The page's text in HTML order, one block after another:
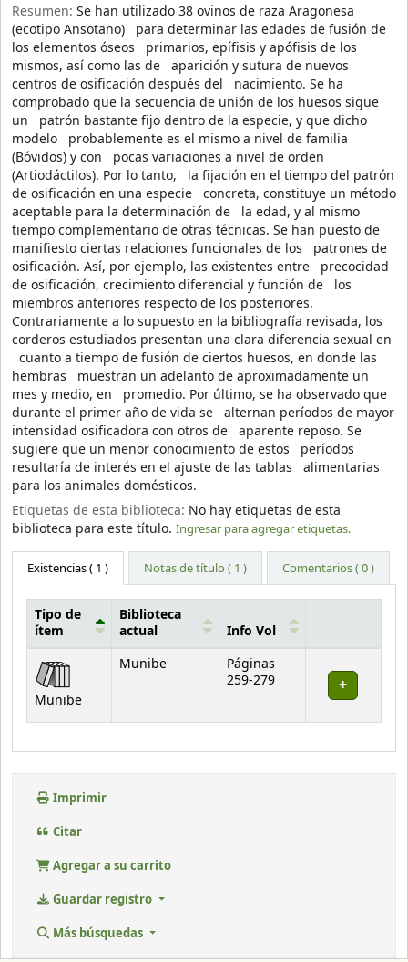
Resumen: Se han utilizado 38 ovinos de raza Aragonesa
(ecotipo Ansotano) para determinar las edades de fusión de
los elementos óseos primarios, epífisis y apófisis de los
mismos, así como las de aparición y sutura de nuevos
centros de osificación después del nacimiento. Se ha
comprobado que la secuencia de unión de los huesos sigue
un patrón bastante fijo dentro de la especie, y que dicho
modelo probablemente es el mismo a nivel de familia
(Bóvidos) y con pocas variaciones a nivel de orden
(Artiodáctilos). Por lo tanto, la fijación en el tiempo del patrón
de osificación en una especie concreta, constituye un método
aceptable para la determinación de la edad, y al mismo
tiempo complementario de otras técnicas. Se han puesto de
manifiesto ciertas relaciones funcionales de los patrones de
osificación. Así, por ejemplo, las existentes entre precocidad
de osificación, crecimiento diferencial y función de los
miembros anteriores respecto de los posteriores.
Contrariamente a lo supuesto en la bibliografía revisada, los
corderos estudiados presentan una clara diferencia sexual en
cuanto a tiempo de fusión de ciertos huesos, en donde las
hembras muestran un adelanto de aproximadamente un
mes y medio, en promedio. Por último, se ha observado que
durante el primer año de vida se alternan períodos de mayor
intensidad osificadora con otros de aparente reposo. Se
sugiere que un menor conocimiento de estos períodos
resultaría de interés en el ajuste de las tablas alimentarias
para los animales domésticos.
Etiquetas de esta biblioteca: No hay etiquetas de esta
biblioteca para este título. Ingresar para agregar etiquetas.
Existencias( 1 ) Notas de título ( 1 ) Comentarios ( 0 )
Existencias
Tipo de
ítem
Biblioteca
actual
Info Vol
Munibe
Munibe
Páginas
259-279
Imprimir
Citar
Agregar a su carrito
Guardar registro
Más búsquedas